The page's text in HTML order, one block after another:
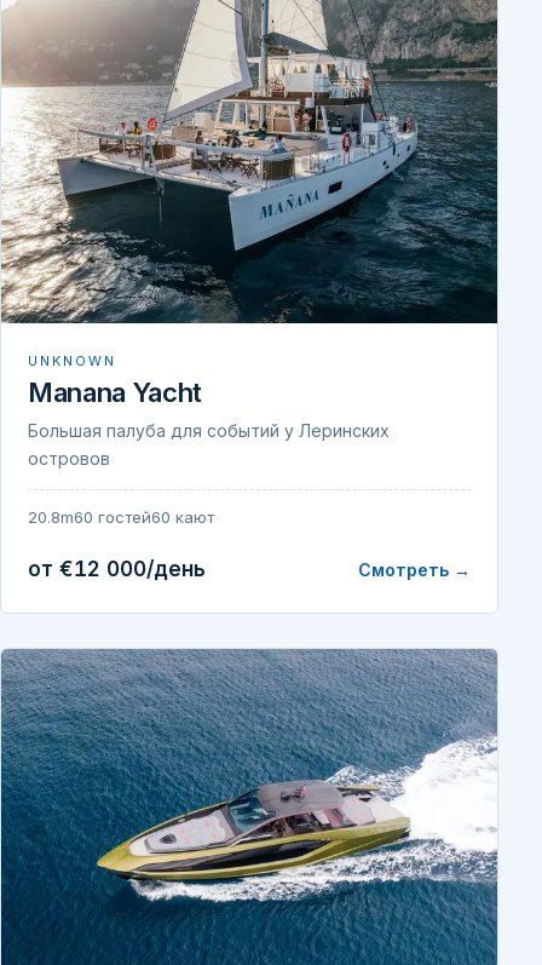
UNKNOWN
Manana Yacht
Большая палуба для событий у Леринских
островов
20.8m60 гостей60 кают
от €12 000/день Смотреть →